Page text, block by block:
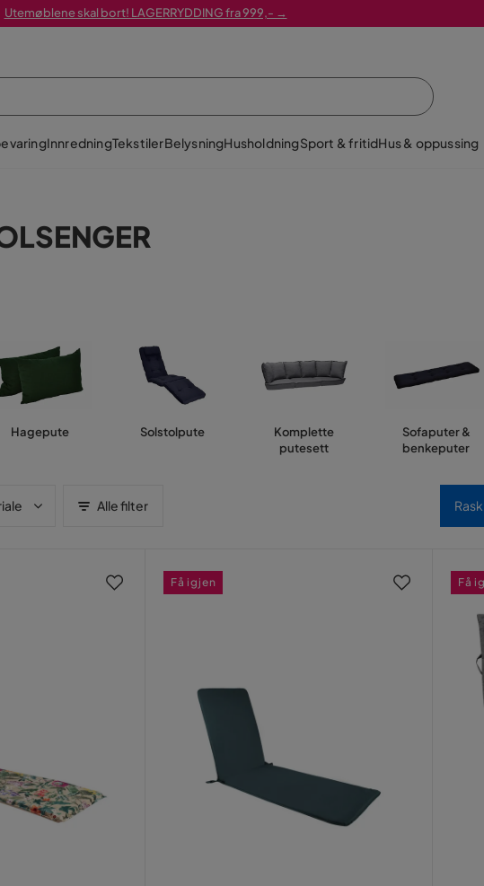
Utemøblene skal bort! LAGERRYDDING fra 999,- →
InnredningTekstilerBelysningHusholdningSport & fritidHus & oppussing
Hagepute Solstolpute
Komplette
putesett
Sofaputer &
benkeputer
Alle filter
Få igjen Få